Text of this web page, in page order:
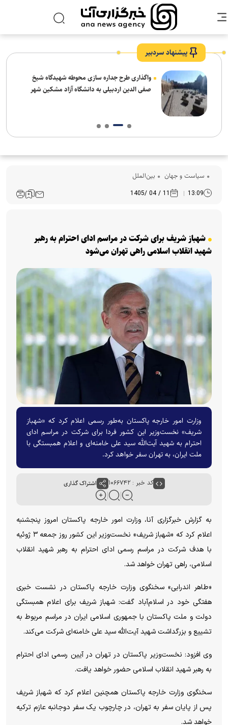
پیشنهاد سردبیر
واگذاری طرح جداره سازی محوطه شهیدگاه شیخ
صفی الدین اردبیلی به دانشگاه آزاد مشکین شهر
سیاست و جهان بین‌الملل
13:09
11 / 04 /1405
شهباز شریف برای شرکت در مراسم ادای احترام به رهبر
شهید انقلاب اسلامی راهی تهران می‌شود
وزارت امور خارجه پاکستان به‌طور رسمی اعلام کرد که «شهباز
شریف» نخست‌وزیر این کشور فردا برای شرکت در مراسم ادای
احترام به شهید آیت‌الله سید علی خامنه‌ای و اعلام همبستگی با
ملت ایران، به تهران سفر خواهد کرد.
کد خبر : ۱۰۶۶۷۴۲ اشتراک گذاری
به گزارش خبرگزاری آنا، وزارت امور خارجه پاکستان امروز پنجشنبه
اعلام کرد که «شهباز شریف» نخست‌وزیر این کشور روز جمعه ۳ ژوئیه
با هدف شرکت در مراسم رسمی ادای احترام به رهبر شهید انقلاب
اسلامی، راهی تهران خواهد شد.
«طاهر اندرابی» سخنگوی وزارت خارجه پاکستان در نشست خبری
هفتگی خود در اسلام‌آباد گفت: شهباز شریف برای اعلام همبستگی
دولت و ملت پاکستان با جمهوری اسلامی ایران در مراسم مربوط به
تشییع و بزرگداشت شهید آیت‌الله سید علی خامنه‌ای شرکت می‌کند.
وی افزود: نخست‌وزیر پاکستان در تهران در آیین رسمی ادای احترام
به رهبر شهید انقلاب اسلامی حضور خواهد یافت.
سخنگوی وزارت خارجه پاکستان همچنین اعلام کرد که شهباز شریف
پس از پایان سفر به تهران، در چارچوب یک سفر دوجانبه عازم ترکیه
خواهد شد.